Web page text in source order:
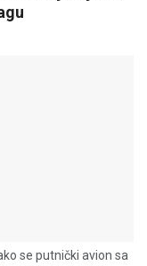
se putnički avion sa